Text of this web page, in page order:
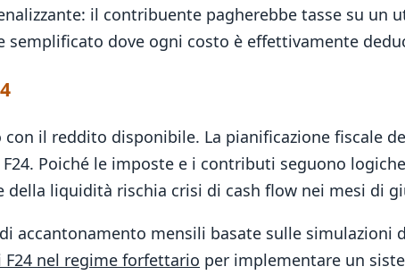
il contribuente pagherebbe tasse su un
dove ogni costo è effettivamente
il reddito disponibile. La pianificazione fiscale
Poiché le imposte e i contributi seguono
liquidità rischia crisi di cash flow nei mesi di
accantonamento mensili basate sulle simulazioni
nel regime forfettario per implementare un